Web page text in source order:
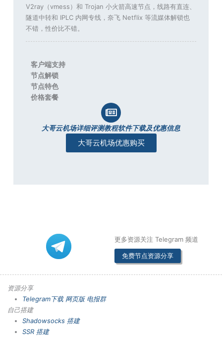
V2ray（vmess）和 Trojan 小火箭高速节点，线路有直连、
隧道中转和 IPLC 内网专线，奈飞 Netflix 等流媒体解锁也
不错，性价比不错。
客户端支持
节点解锁
节点特色
价格套餐
大哥云机场详细评测教程软件下载及优惠信息
大哥云机场优惠购买
更多资源关注 Telegram 频道
免费节点资源分享
资源分享
Telegram下载 网页版 电报群
自己搭建
Shadowsocks 搭建
SSR 搭建